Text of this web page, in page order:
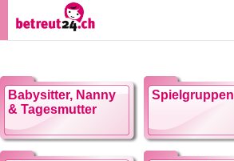
Babysitter, Nanny
& Tagesmutter
Spielgruppen